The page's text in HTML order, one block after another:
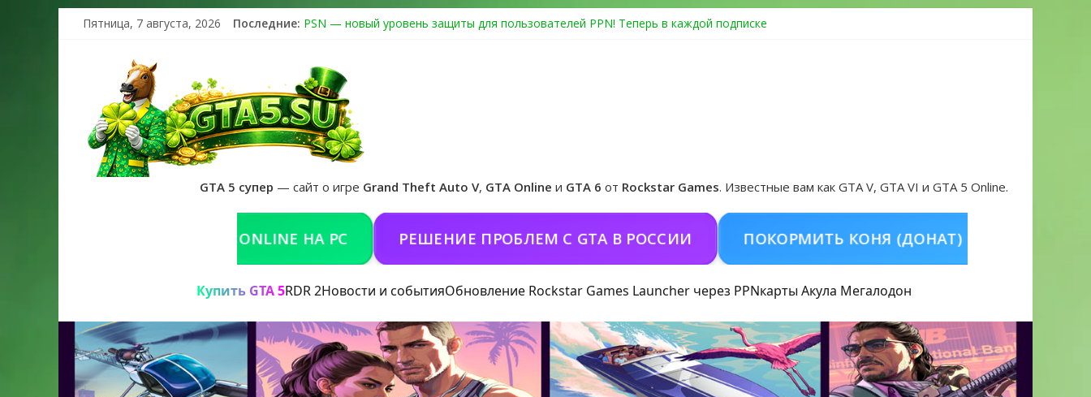
Пятница, 7 августа, 2026 Последние: PSN — новый уровень защиты для пользователей PPN! Теперь в каждой подписке
Получайте особые награды в GTA Online по программе Fine Art Collector
GTA 6 официальная обложка игры и Предзаказ Grand Theft Auto VI
GTA 5 супер — сайт о игре Grand Theft Auto V, GTA Online и GTA 6 от Rockstar Games. Известные вам как GTA V, GTA VI и GTA 5 Online.
КУПИТЬ GTA 5 ONLINE НА PC РЕШЕНИЕ ПРОБЛЕМ С GTA В РОССИИ ПОКОРМИТЬ КОНЯ (ДОНАТ) КУПИТЬ GTA 5
Купить GTA 5RDR 2Новости и событияОбновление Rockstar Games Launcher через PPNкарты Акула Мегалодон